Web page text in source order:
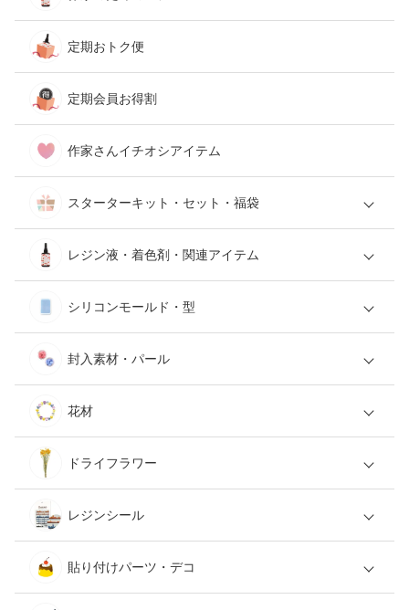
定期おトク便
定期会員お得割
作家さんイチオシアイテム
スターターキット・セット・福袋
レジン液・着色剤・関連アイテム
シリコンモールド・型
封入素材・パール
花材
ドライフラワー
レジンシール
貼り付けパーツ・デコ